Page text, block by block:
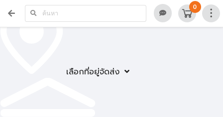
เลือกที่อยู่จัดส่ง
0